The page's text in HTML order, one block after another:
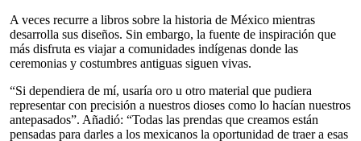
A veces recurre a libros sobre la historia de México mientras
desarrolla sus diseños. Sin embargo, la fuente de inspiración que
más disfruta es viajar a comunidades indígenas donde las
ceremonias y costumbres antiguas siguen vivas.
“Si dependiera de mí, usaría oro u otro material que pudiera
representar con precisión a nuestros dioses como lo hacían nuestros
antepasados”. Añadió: “Todas las prendas que creamos están
pensadas para darles a los mexicanos la oportunidad de traer a esas